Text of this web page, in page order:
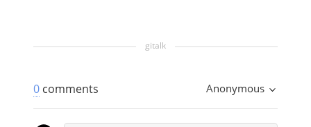
0 comments Anonymous